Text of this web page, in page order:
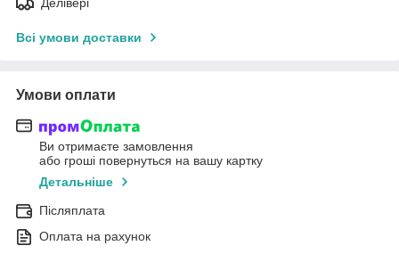
Всі умови доставки
Умови оплати
Ви отримаєте замовлення
або гроші повернуться на вашу картку
Детальніше
Післяплата
Оплата на рахунок